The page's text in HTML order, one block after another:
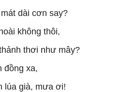
dài cơn say?
không thôi,
thơi như mây?
đồng xa,
lúa già, mưa ơi!